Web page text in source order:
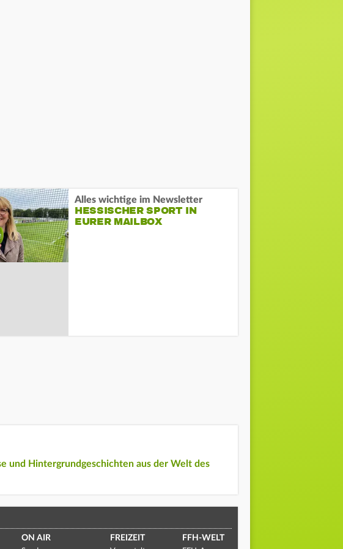
Alles wichtige im Newsletter
HESSISCHER SPORT IN
EURER MAILBOX
und Hintergrundgeschichten aus der Welt des
ON AIR FREIZEIT FFH-WELT